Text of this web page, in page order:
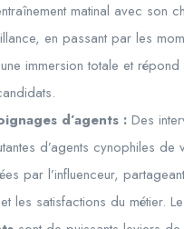
matinal avec son
en passant par les
immersion totale et répond
d’agents : Des
d’agents cynophiles de
par l’influenceur,
les satisfactions du métier.